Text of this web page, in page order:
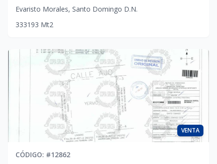
Evaristo Morales, Santo Domingo D.N.
333193 Mt2
VENTA
CÓDIGO: #12862